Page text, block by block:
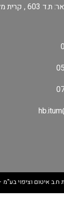
מלאכי,
ח.ב איטום וציפוי בע"מ